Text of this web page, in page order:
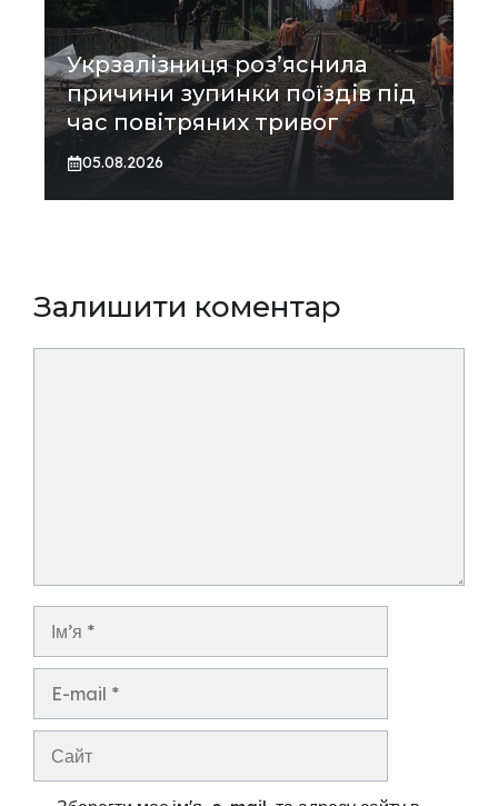
Укрзалізниця роз’яснила
причини зупинки поїздів під
час повітряних тривог
05.08.2026
Залишити коментар
Ім’я
Сайт